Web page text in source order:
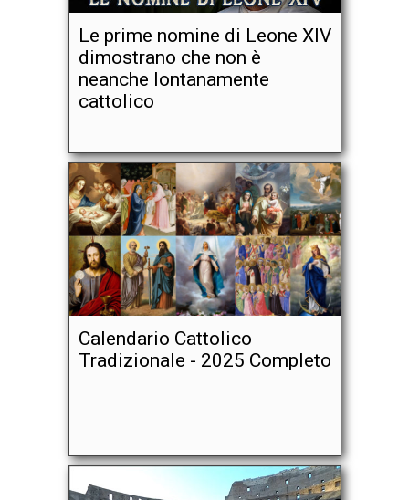
Le prime nomine di Leone XIV
dimostrano che non è
neanche lontanamente
cattolico
Calendario Cattolico
Tradizionale - 2025 Completo